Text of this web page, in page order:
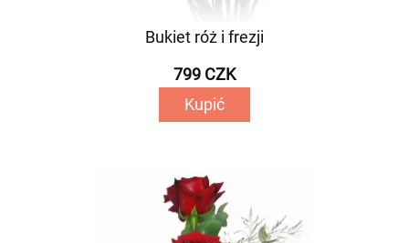
Bukiet róż i frezji
799 CZK
Kupić